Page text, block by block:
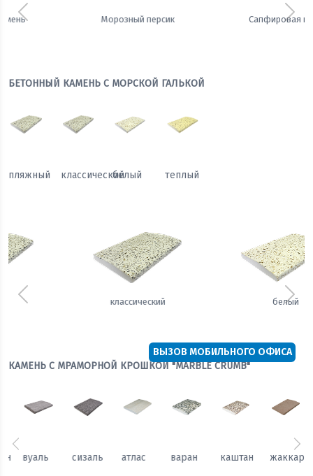
Сапфировая ночь Теплый жемчуг
Предыдущий
БЕТОННЫЙ КАМЕНЬ С МОРСКОЙ ГАЛЬКОЙ
пляжный классическийбелый теплый
Предыдущий
КАМЕНЬ С МРАМОРНОЙ КРОШКОЙ "MARBLE CRUMB"
каштан жаккард гобелен вуаль сизаль атлас
Предыдущий
ВЫЗОВ МОБИЛЬНОГО ОФИСА